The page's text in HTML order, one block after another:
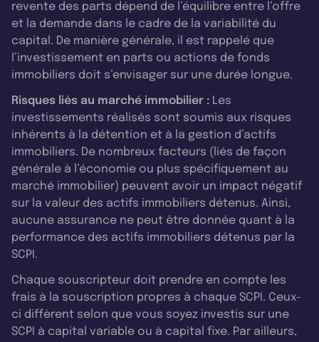
revente des parts dépend de l’équilibre entre l’offre
et la demande dans le cadre de la variabilité du
capital. De manière générale, il est rappelé que
l’investissement en parts ou actions de fonds
immobiliers doit s’envisager sur une durée longue.
Risques liés au marché immobilier : Les
investissements réalisés sont soumis aux risques
inhérents à la détention et à la gestion d’actifs
immobiliers. De nombreux facteurs (liés de façon
générale à l’économie ou plus spécifiquement au
marché immobilier) peuvent avoir un impact négatif
sur la valeur des actifs immobiliers détenus. Ainsi,
aucune assurance ne peut être donnée quant à la
performance des actifs immobiliers détenus par la
SCPI.
Chaque souscripteur doit prendre en compte les
frais à la souscription propres à chaque SCPI. Ceux-
ci diffèrent selon que vous soyez investis sur une
SCPI à capital variable ou à capital fixe. Par ailleurs,